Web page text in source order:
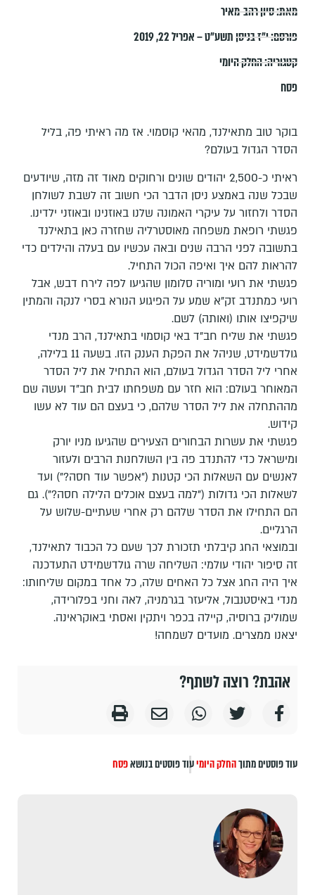
מאת:סיון רהב-מאיר
פורסם:י״ז בניסן תשע״ט – אפריל 22, 2019
קטגוריה:החלק היומי
פסח
בוקר טוב מתאילנד, מהאי קוסמוי. אז מה ראיתי פה, בליל
הסדר הגדול בעולם?
ראיתי כ-2,500 יהודים שונים ורחוקים מאוד זה מזה, שיודעים
שבכל שנה באמצע ניסן הדבר הכי חשוב זה לשבת לשולחן
הסדר ולחזור על עיקרי האמונה שלנו באוזנינו ובאוזני ילדינו.
פגשתי רופאת משפחה מאוסטרליה שחזרה כאן בתאילנד
בתשובה לפני הרבה שנים ובאה עכשיו עם בעלה והילדים כדי
להראות להם איך ואיפה הכול התחיל.
פגשתי את רועי ומוריה סלומון שהגיעו לפה לירח דבש, אבל
רועי כמתנדב זק"א שמע על הפיגוע הנורא בסרי לנקה והמתין
שיקפיצו אותו (ואותה) לשם.
פגשתי את שליח חב"ד באי קוסמוי בתאילנד, הרב מנדי
גולדשמידט, שניהל את הפקת הענק הזו. בשעה 11 בלילה,
אחרי ליל הסדר הגדול בעולם, הוא התחיל את ליל הסדר
המאוחר בעולם: הוא חזר עם משפחתו לבית חב"ד ועשה שם
מההתחלה את ליל הסדר שלהם, כי בעצם הם עוד לא עשו
קידוש.
פגשתי את עשרות הבחורים הצעירים שהגיעו מניו יורק
ומישראל כדי להתנדב פה בין השולחנות הרבים ולעזור
לאנשים עם השאלות הכי קטנות ("אפשר עוד חסה?") ועד
לשאלות הכי גדולות ("למה בעצם אוכלים הלילה חסה?"). גם
הם התחילו את הסדר שלהם רק אחרי שעתיים-שלוש על
הרגליים.
ובמוצאי החג קיבלתי תזכורת לכך שעם כל הכבוד לתאילנד,
זה סיפור יהודי עולמי: השליחה שרה גולדשמידט התעדכנה
איך היה החג אצל כל האחים שלה, כל אחד במקום שליחותו:
מנדי באיסטנבול, אליעזר בגרמניה, לאה וחני בפלורידה,
שמוליק ברוסיה, קיילה בכפר ויתקין ואסתי באוקראינה.
יצאנו ממצרים. מועדים לשמחה!
אהבת? רוצה לשתף?
עוד פוסטים מתוךהחלק היומיעוד פוסטים בנושאפסח